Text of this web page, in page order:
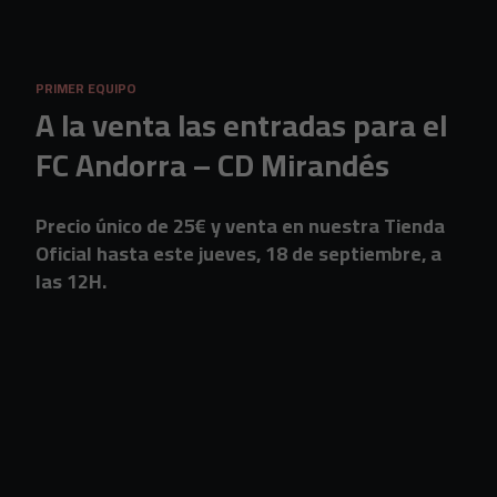
PRIMER EQUIPO
A la venta las entradas para el
FC Andorra – CD Mirandés
Precio único de 25€ y venta en nuestra Tienda
Oficial hasta este jueves, 18 de septiembre, a
las 12H.